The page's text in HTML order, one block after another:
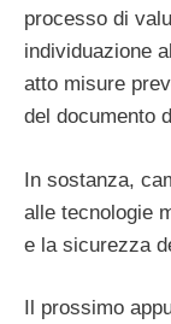
processo di
individuazione
atto misure
del documento
In sostanza,
alle tecnologie
e la sicurezza
Il prossimo